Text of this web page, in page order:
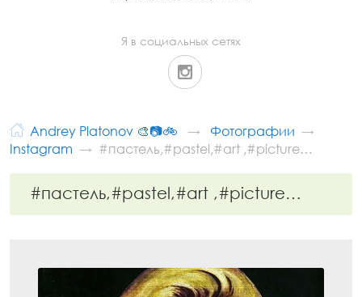
Я в социальных сетях
Andrey Platonov 🎨📷🚲
Фотографии
Instagram
#пастель,#pastel,#art ,#picture…
#пастель,#pastel,#art ,#picture…